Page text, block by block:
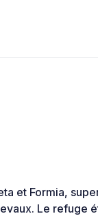
et Formia,
Le refuge